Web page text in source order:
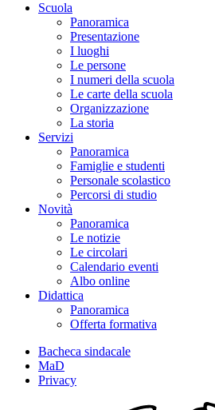
Scuola
Panoramica
Presentazione
I luoghi
Le persone
I numeri della scuola
Le carte della scuola
Organizzazione
La storia
Servizi
Panoramica
Famiglie e studenti
Personale scolastico
Percorsi di studio
Novità
Panoramica
Le notizie
Le circolari
Calendario eventi
Albo online
Didattica
Panoramica
Offerta formativa
Bacheca sindacale
MaD
Privacy